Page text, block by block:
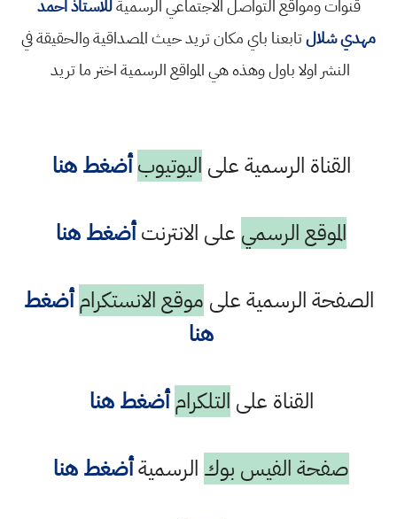
قنوات ومواقع التواصل الاجتماعي الرسميةللاستاذ احمد
مهدي شلالتابعنا باي مكان تريد حيث المصداقية والحقيقة في
النشر اولا باول وهذه هي المواقع الرسمية اختر ما تريد
القناة الرسمية على اليوتيوب أضغط هنا
الموقع الرسمي على الانترنتأضغط هنا
الصفحة الرسمية على موقع الانستكرام أضغط
هنا
القناة على التلكرام أضغط هنا
صفحة الفيس بوك الرسميةأضغط هنا